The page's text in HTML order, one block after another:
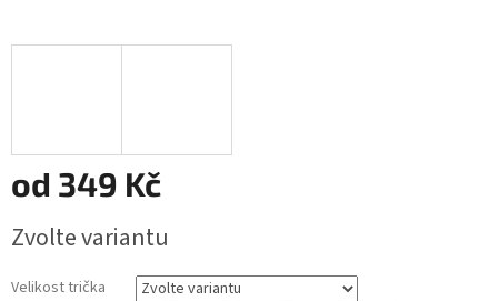
od 349 Kč
cena:
Zvolte variantu
Velikost trička